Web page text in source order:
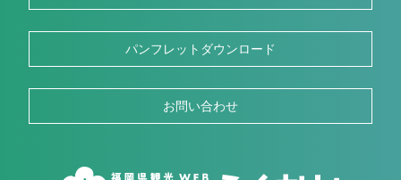
パンフレットダウンロード
お問い合わせ